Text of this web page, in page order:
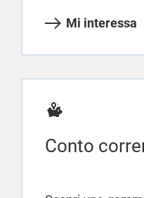
Mi interessa
Conto